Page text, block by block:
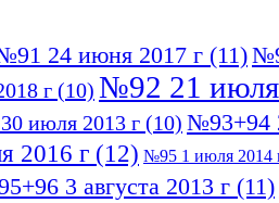
24 июня 2017 г (11)
г (10) №92 21 июля
июля 2013 г (10) №93+94
2016 г (12) №95 1 июля 2014
3 августа 2013 г (11)